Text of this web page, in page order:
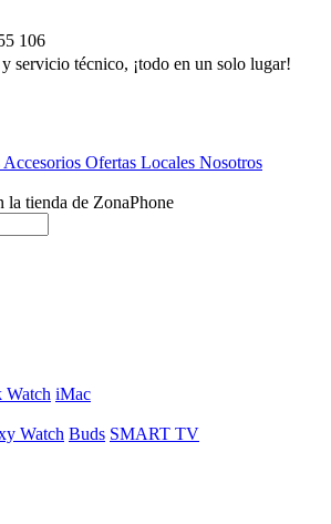
106
y servicio técnico, ¡todo en un solo lugar!
Accesorios Ofertas Locales Nosotros
Watch iMac
Watch Buds SMART TV